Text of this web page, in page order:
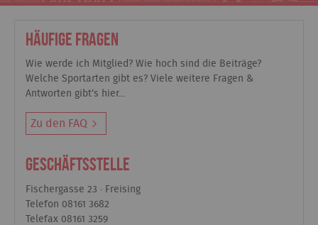
Häufige Fragen
Wie werde ich Mitglied? Wie hoch sind die Beiträge?
Welche Sportarten gibt es? Viele weitere Fragen &
Antworten gibt‘s hier...
Zu den FAQ
Geschäftsstelle
Fischergasse 23 · Freising
Telefon 08161 3682
Telefax 08161 3259